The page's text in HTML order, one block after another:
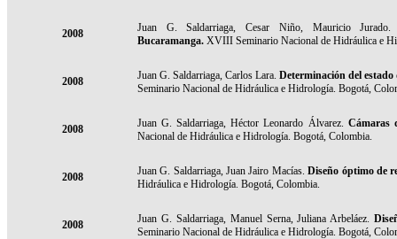
2008
Juan G. Saldarriaga, Cesar Niño, Mauricio
Bucaramanga. XVIII Seminario Nacional de Hidráulica e
2008 Juan G. Saldarriaga, Carlos Lara. Determinación del
Seminario Nacional de Hidráulica e Hidrología. Bogotá,
2008 Juan G. Saldarriaga, Héctor Leonardo Álvarez. Cámaras
Nacional de Hidráulica e Hidrología. Bogotá, Colombia.
2008 Juan G. Saldarriaga, Juan Jairo Macías.Diseño óptimo de
Hidráulica e Hidrología. Bogotá, Colombia.
2008 Juan G. Saldarriaga, Manuel Serna, Juliana Arbeláez.
Seminario Nacional de Hidráulica e Hidrología. Bogotá,